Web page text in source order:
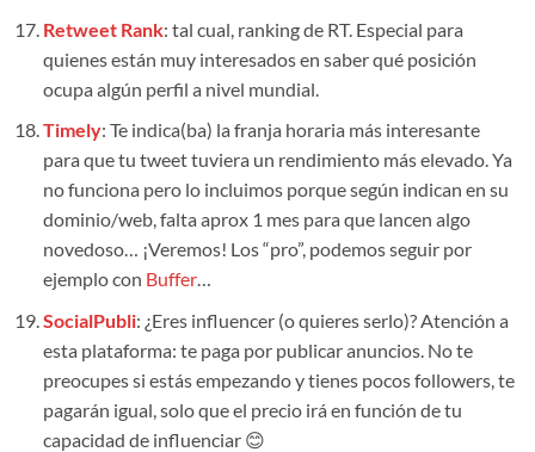
Retweet Rank: tal cual, ranking de RT. Especial para
quienes están muy interesados en saber qué posición
ocupa algún perfil a nivel mundial.
Timely: Te indica(ba) la franja horaria más interesante
para que tu tweet tuviera un rendimiento más elevado. Ya
no funciona pero lo incluimos porque según indican en su
dominio/web, falta aprox 1 mes para que lancen algo
novedoso… ¡Veremos! Los “pro”, podemos seguir por
ejemplo con Buffer…
SocialPubli: ¿Eres influencer (o quieres serlo)? Atención a
esta plataforma: te paga por publicar anuncios. No te
preocupes si estás empezando y tienes pocos followers, te
pagarán igual, solo que el precio irá en función de tu
capacidad de influenciar 😊